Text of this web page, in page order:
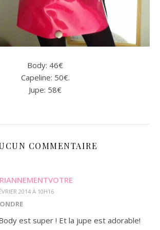
Body: 46€
Capeline: 50€.
Jupe: 58€
COMMENTAIRE
2014 À 10H16
est super ! Et la jupe est adorable!